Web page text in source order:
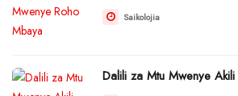
Saikolojia
Dalili za Mtu Mwenye